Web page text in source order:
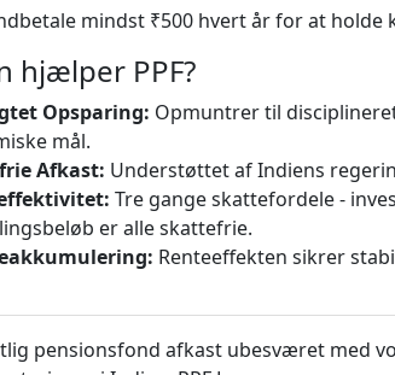
mindst ₹500 hvert år for at holde
hjælper PPF?
Opsparing: Opmuntrer til
mål.
Afkast: Understøttet af Indiens
Tre gange skattefordele -
er alle skattefrie.
Renteeffekten sikrer
pensionsfond afkast ubesværet med